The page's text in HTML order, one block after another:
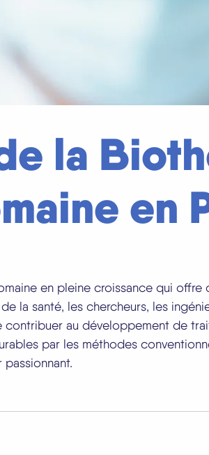
la
en
en pleine croissance qui
la santé, les chercheurs, les
au développement de
par les méthodes